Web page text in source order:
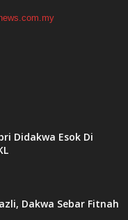
Didakwa Esok Di
Dakwa Sebar Fitnah